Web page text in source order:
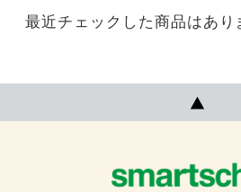
最近チェックした商品はあり